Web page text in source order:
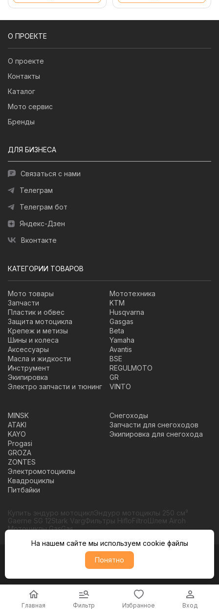
О ПРОЕКТЕ
О проекте
Контакты
Каталог
Мото сервис
Бренды
ДЛЯ БИЗНЕСА
Связаться с нами
Телеграм
Телеграм бот
Яндекс-Дзен
Вконтакте
КАТЕГОРИИ ТОВАРОВ
Мото товары
Запчасти
Пластик и обвес
Защита мотоцикла
Крепеж и метизы
Шины и колеса
Аксессуары
Масла и жидкости
Инструмент
Экипировка
Электро запчасти и тюнинг
Мототехника
KTM
Husqvarna
Gasgas
Beta
Yamaha
Avantis
BSE
REGULMOTO
GR
VINTO
MINSK
ATAKI
KAYO
Progasi
GROZA
ZONTES
Электромотоциклы
Квадроциклы
Питбайки
Снегоходы
Запчасти для снегоходов
Экипировка для снегохода
Купить эндуро мотоциклЭндуро мотоциклы 250 см³
Gaerne SG 12Stark VargФильтры HifloFiltroШлем Airoh
Мотоциклы GasGas
© Moto365, Все права защищены
Политика обратботки персональных данных
Главная Фильтр Избранное Вход
На нашем сайте мы используем cookie файлы
Понятно